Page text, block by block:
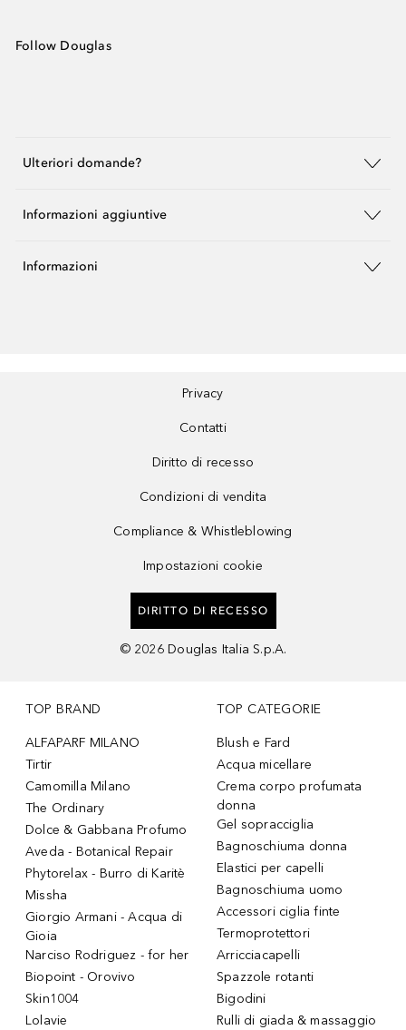
Follow Douglas
Ulteriori domande?
Informazioni aggiuntive
Informazioni
Privacy
Contatti
Diritto di recesso
Condizioni di vendita
Compliance & Whistleblowing
Impostazioni cookie
DIRITTO DI RECESSO
© 2026 Douglas Italia S.p.A.
TOP BRAND
ALFAPARF MILANO
Tirtir
Camomilla Milano
The Ordinary
Dolce & Gabbana Profumo
Aveda - Botanical Repair
Phytorelax - Burro di Karitè
Missha
Giorgio Armani - Acqua di
Gioia
Narciso Rodriguez - for her
Biopoint - Orovivo
Skin1004
Lolavie
TOP CATEGORIE
Blush e Fard
Acqua micellare
Crema corpo profumata
donna
Gel sopracciglia
Bagnoschiuma donna
Elastici per capelli
Bagnoschiuma uomo
Accessori ciglia finte
Termoprotettori
Arricciacapelli
Spazzole rotanti
Bigodini
Rulli di giada & massaggio